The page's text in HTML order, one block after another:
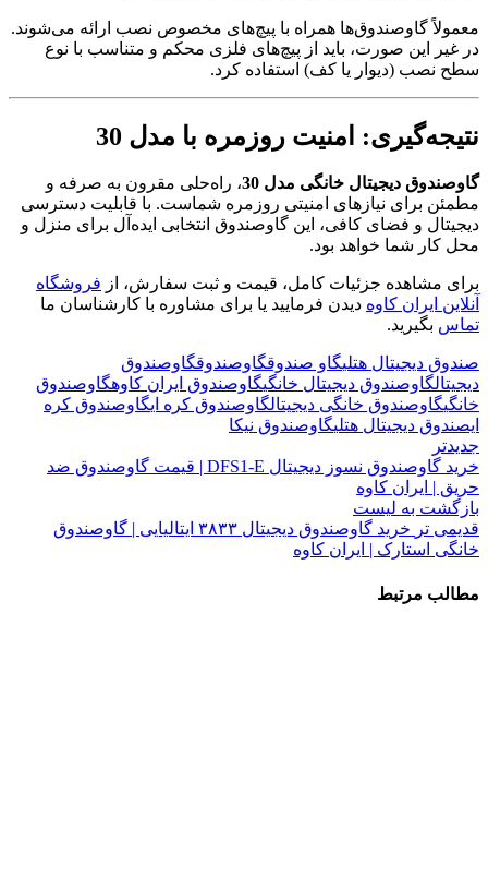
معمولاً گاوصندوق‌ها همراه با پیچ‌های مخصوص نصب ارائه می‌شوند.
در غیر این صورت، باید از پیچ‌های فلزی محکم و متناسب با نوع
سطح نصب (دیوار یا کف) استفاده کرد.
نتیجه‌گیری: امنیت روزمره با مدل 30
گاوصندوق دیجیتال خانگی مدل 30
، راه‌حلی مقرون به صرفه و
مطمئن برای نیازهای امنیتی روزمره شماست. با قابلیت دسترسی
دیجیتال و فضای کافی، این گاوصندوق انتخابی ایده‌آل برای منزل و
محل کار شما خواهد بود.
برای مشاهده جزئیات کامل، قیمت و ثبت سفارش، از فروشگاه
آنلاین ایران کاوه دیدن فرمایید یا برای مشاوره با کارشناسان ما
تماس بگیرید.
صندوق دیجیتال هتلیگاو صندوقگاوصندوقگاوصندوق
دیجیتالگاوصندوق دیجیتال خانگیگاوصندوق ایران کاوهگاوصندوق
خانگیگاوصندوق خانگی دیجیتالگاوصندوق کره ایگاوصندوق کره
ایصندوق دیجیتال هتلیگاوصندوق نیکا
جدیدتر
خرید گاوصندوق نسوز دیجیتال DFS1-E | قیمت گاوصندوق ضد
حریق | ایران کاوه
بازگشت به لیست
قدیمی تر
خرید گاوصندوق دیجیتال ۳۸۳۳ ایتالیایی | گاوصندوق
خانگی استارک | ایران کاوه
مطالب مرتبط